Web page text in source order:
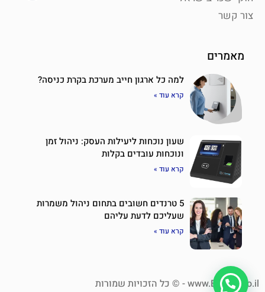
צור קשר
מאמרים
למה כל ארגון חייב מערכת בקרת כניסה?
קרא עוד »
שעון נוכחות ליעילות העסק: ניהול זמן
ונוכחות עובדים בקלות
קרא עוד »
5 טרנדים חשובים בתחום ניהול משמרות
שעליכם לדעת עליהם
קרא עוד »
www.Eztime.co.il - © כל הזכויות שמורות